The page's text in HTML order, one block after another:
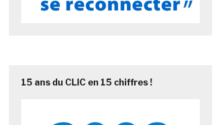
15 ans du CLIC en 15 chiffres !